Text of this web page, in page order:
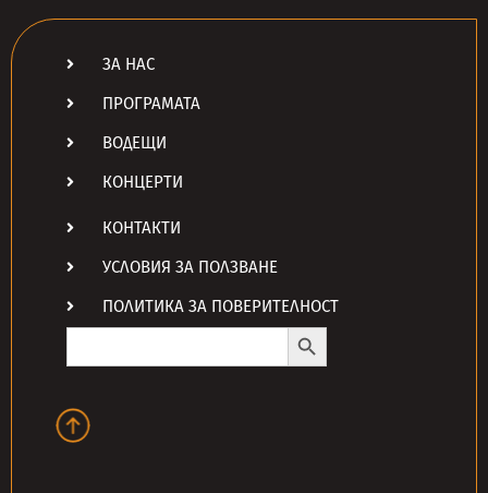
ЗА НАС
ПРОГРАМАТА
ВОДЕЩИ
КОНЦЕРТИ
КОНТАКТИ
УСЛОВИЯ ЗА ПОЛЗВАНЕ
ПОЛИТИКА ЗА ПОВЕРИТЕЛНОСТ
Search
Search Button